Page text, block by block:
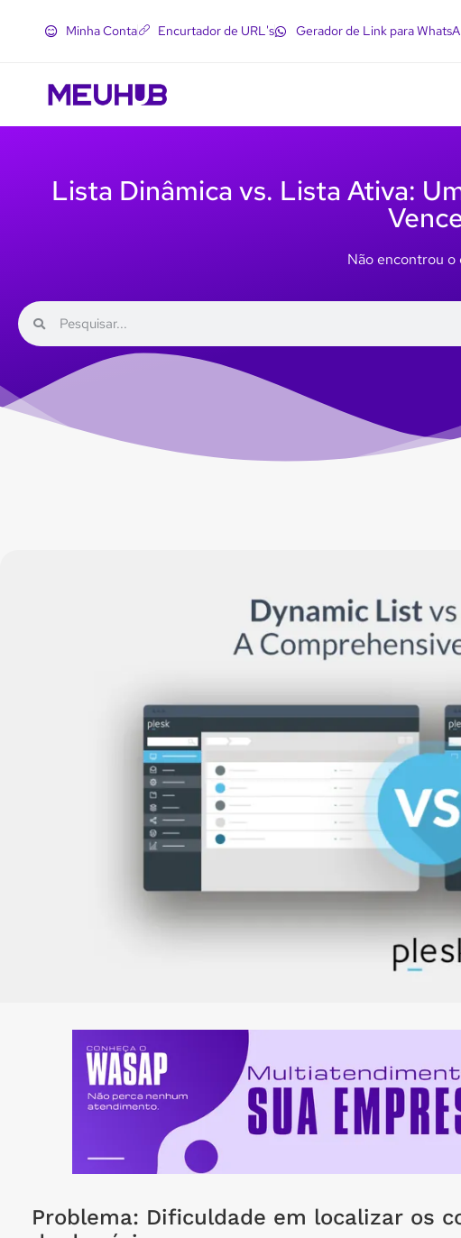
Minha Conta Encurtador de URL's Gerador de Link para
Lista Dinâmica vs. Lista Ativa:
Não encontrou o
Problema: Dificuldade em localizar os